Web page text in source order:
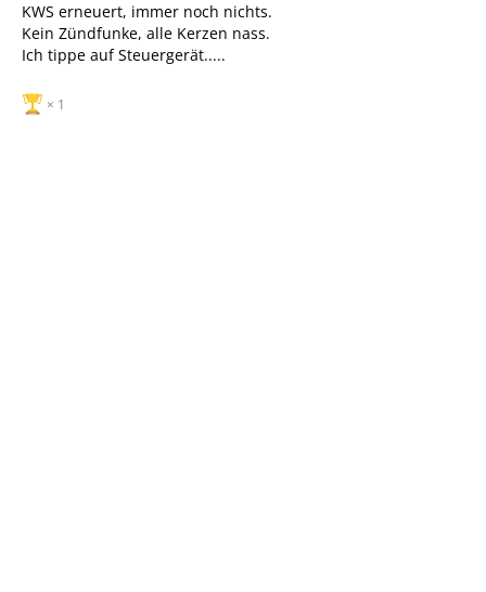
KWS erneuert, immer noch nichts.
Kein Zündfunke, alle Kerzen nass.
Ich tippe auf Steuergerät.....
1